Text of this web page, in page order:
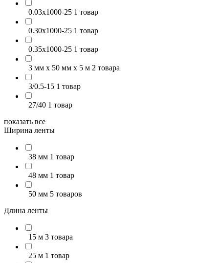
0.03х1000-25 1 товар
0.30х1000-25 1 товар
0.35х1000-25 1 товар
3 мм х 50 мм х 5 м 2 товара
3/0.5-15 1 товар
27/40 1 товар
показать все
Ширина ленты
38 мм 1 товар
48 мм 1 товар
50 мм 5 товаров
Длина ленты
15 м 3 товара
25 м 1 товар